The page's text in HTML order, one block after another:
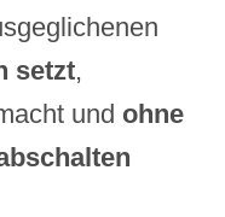
setzt,
und ohne